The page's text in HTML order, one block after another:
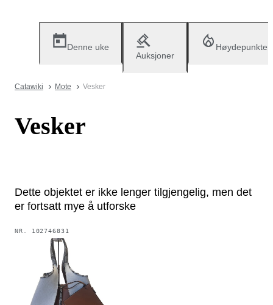
Denne uke
Auksjoner
Høydepunkter
Catawiki Mote Vesker
Vesker
Dette objektet er ikke lenger tilgjengelig, men det
er fortsatt mye å utforske
NR. 102746831